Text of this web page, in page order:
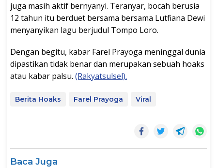
juga masih aktif bernyanyi. Teranyar, bocah berusia
12 tahun itu berduet bersama bersama Lutfiana Dewi
menyanyikan lagu berjudul Tompo Loro.
Dengan begitu, kabar Farel Prayoga meninggal dunia
dipastikan tidak benar dan merupakan sebuah hoaks
atau kabar palsu. (Rakyatsulsel).
Berita Hoaks Farel Prayoga Viral
Baca Juga